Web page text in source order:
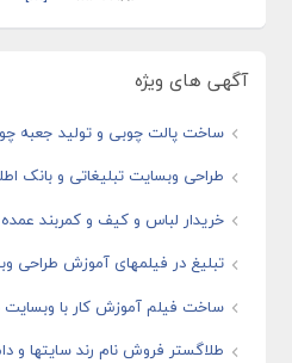
آگهی های ویژه
ساخت پالت چوبی و تولید جعبه
طراحی وبسایت تبلیغاتی و بانک
خریدار لباس و کیف و کمربند
تبلیغ در فیلمهای آموزش طراحی
ساخت فیلم آموزش کار با
طلاگستر فروش نام رند سایتها و